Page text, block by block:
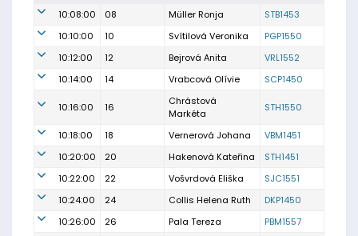
10:08:00 08 Müller Ronja
STB1453
10:10:00
10 Svítilová Veronika
PGP1550
10:12:00
12 Bejrová Anita
VRL1552
10:14:00
14 Vrabcová Olívie SCP1450
10:16:00 16
Chrástová
Markéta
STH1550
10:18:00 18 Vernerová Johana
VBM1451
10:20:00
20 Hakenová Kateřina
STH1451
10:22:00
22 Vošvrdová Eliška
SJC1551
10:24:00
24 Collis Helena Ruth
DKP1450
10:26:00
26 Pala Tereza PBM1557